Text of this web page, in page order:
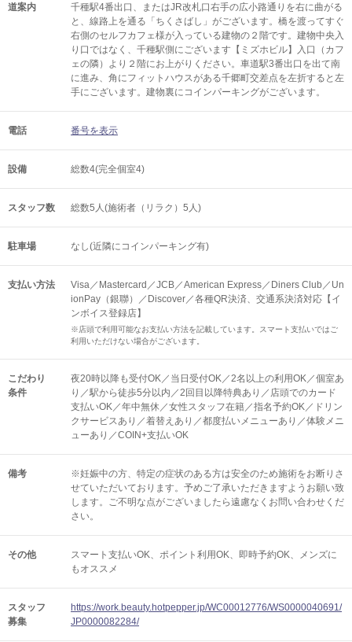
道案内
千種駅4番出口、またはJR改札口右手の広小路通りを右に曲がる
と、線路上を通る「ちくさばし」がございます。橋を渡ってすぐ
右側のセルフカフェ様が入っている建物の２階です。建物中央入
り口ではなく、千種駅側にございます【ミズホビル】入口（カフ
ェの隣）より２階にお上がりください。車道駅3番出口を出て南
に進み、角にフィットハウスがある千郷町交差点を左折すると左
手にございます。建物裏にコインパーキングがございます。
電話 番号を表示
設備 総数4(完全個室4)
スタッフ数 総数5人(施術者（リラク）5人)
駐車場 なし(近隣にコインパーキング有)
支払い方法
Visa／Mastercard／JCB／American Express／Diners Club／Un
ionPay（銀聯）／Discover／各種QR決済、交通系決済対応【イ
ンボイス登録店】
※店頭で利用可能なお支払い方法を記載しています。スマート支払いではご
利用いただけない場合がございます。
こだわり
条件
夜20時以降も受付OK／当日受付OK／2名以上の利用OK／個室あ
り／駅から徒歩5分以内／2回目以降特典あり／店頭でのカード
支払いOK／年中無休／女性スタッフ在籍／指名予約OK／ドリン
クサービスあり／着替えあり／都度払いメニューあり／体験メニ
ューあり／COIN+支払いOK
備考
※妊娠中の方、特定の症状のある方は安全のため施術をお断りさ
せていただいております。予めご了承いただきますようお願い致
します。ご不明な点がございましたら遠慮なくお問い合わせくだ
さい。
その他 スマート支払いOK ポイント利用OK 即時予約OK
メンズに
もオススメ
スタッフ
募集
https://work.beauty.hotpepper.jp/WC00012776/WS0000040691/
JP0000082284/